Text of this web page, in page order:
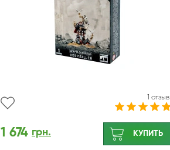
1 отзыв
1 674 грн. КУПИТЬ